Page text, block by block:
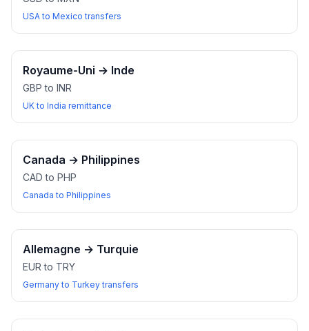
USA to Mexico transfers
Royaume-Uni → Inde
GBP to INR
UK to India remittance
Canada → Philippines
CAD to PHP
Canada to Philippines
Allemagne → Turquie
EUR to TRY
Germany to Turkey transfers